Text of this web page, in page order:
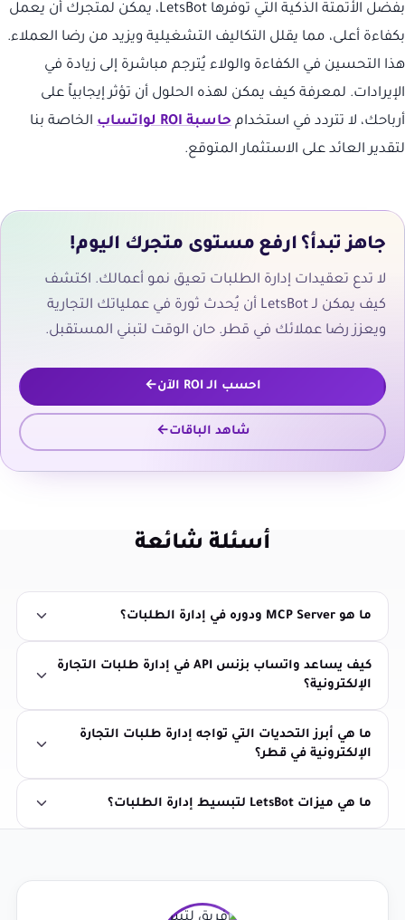
بفضل الأتمتة الذكية التي توفرها LetsBot، يمكن لمتجرك أن يعمل
بكفاءة أعلى، مما يقلل التكاليف التشغيلية ويزيد من رضا العملاء.
هذا التحسين في الكفاءة والولاء يُترجم مباشرة إلى زيادة في
الإيرادات. لمعرفة كيف يمكن لهذه الحلول أن تؤثر إيجابياً على
أرباحك، لا تتردد في استخدام حاسبة ROI لواتساب
الخاصة بنا
لتقدير العائد على الاستثمار المتوقع.
جاهز تبدأ؟ ارفع مستوى متجرك اليوم!
لا تدع تعقيدات إدارة الطلبات تعيق نمو أعمالك. اكتشف
كيف يمكن لـ LetsBot أن يُحدث ثورة في عملياتك التجارية
ويعزز رضا عملائك في قطر. حان الوقت لتبني المستقبل.
احسب الـ ROI الآن
شاهد الباقات
أسئلة شائعة
ما هو MCP Server ودوره في إدارة الطلبات؟
كيف يساعد واتساب بزنس API في إدارة طلبات التجارة
الإلكترونية؟
ما هي أبرز التحديات التي تواجه إدارة طلبات التجارة
الإلكترونية في قطر؟
ما هي ميزات LetsBot لتبسيط إدارة الطلبات؟